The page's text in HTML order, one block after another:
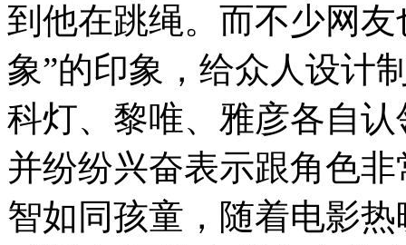
到他在跳绳。而不少网
象”的印象，给众人设计
科灯、黎唯、雅彦各自认
并纷纷兴奋表示跟角色
智如同孩童，随着电影